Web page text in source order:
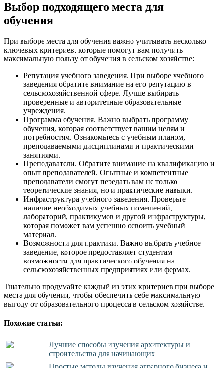
Выбор подходящего места для
обучения
При выборе места для обучения важно учитывать несколько
ключевых критериев, которые помогут вам получить
максимальную пользу от обучения в сельском хозяйстве:
Репутация учебного заведения. При выборе учебного
заведения обратите внимание на его репутацию в
сельскохозяйственной сфере. Лучше выбирать
проверенные и авторитетные образовательные
учреждения.
Программа обучения. Важно выбрать программу
обучения, которая соответствует вашим целям и
потребностям. Ознакомьтесь с учебным планом,
преподаваемыми дисциплинами и практическими
занятиями.
Преподаватели. Обратите внимание на квалификацию и
опыт преподавателей. Опытные и компетентные
преподаватели смогут передать вам не только
теоретические знания, но и практические навыки.
Инфраструктура учебного заведения. Проверьте
наличие необходимых учебных помещений,
лабораторий, практикумов и другой инфраструктуры,
которая поможет вам успешно освоить учебный
материал.
Возможности для практики. Важно выбрать учебное
заведение, которое предоставляет студентам
возможности для практического обучения на
сельскохозяйственных предприятиях или фермах.
Тщательно продумайте каждый из этих критериев при выборе
места для обучения, чтобы обеспечить себе максимальную
выгоду от образовательного процесса в сельском хозяйстве.
Похожие статьи:
Лучшие способы изучения архитектуры и
строительства для начинающих